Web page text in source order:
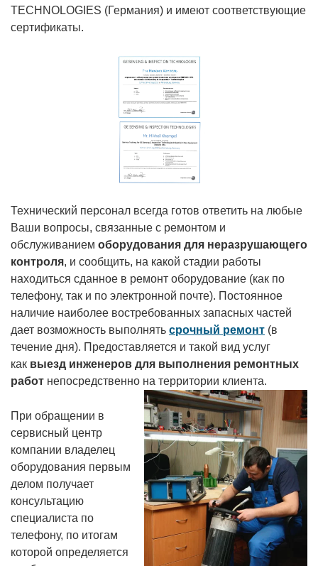
TECHNOLOGIES (Германия) и имеют соответствующие
сертификаты.
Технический персонал всегда готов ответить на любые
Ваши вопросы, связанные с ремонтом и
обслуживанием оборудования для неразрушающего
контроля, и сообщить, на какой стадии работы
находиться сданное в ремонт оборудование (как по
телефону, так и по электронной почте). Постоянное
наличие наиболее востребованных запасных частей
дает возможность выполнять срочный ремонт (в
течение дня). Предоставляется и такой вид услуг
как выезд инженеров для выполнения ремонтных
работ непосредственно на территории клиента.
При обращении в
сервисный центр
компании владелец
оборудования первым
делом получает
консультацию
специалиста по
телефону, по итогам
которой определяется